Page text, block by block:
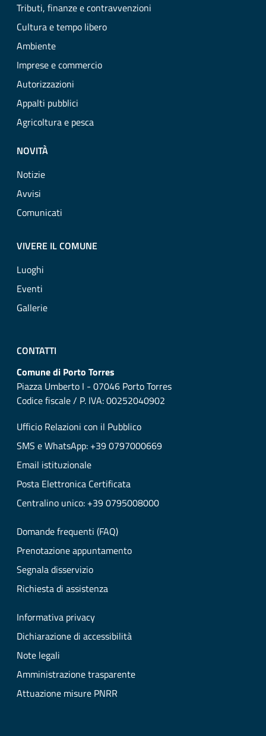
Tributi, finanze e contravvenzioni
Cultura e tempo libero
Ambiente
Imprese e commercio
Autorizzazioni
Appalti pubblici
Agricoltura e pesca
NOVITÀ
Notizie
Avvisi
Comunicati
VIVERE IL COMUNE
Luoghi
Eventi
Gallerie
CONTATTI
Comune di Porto Torres
Piazza Umberto I - 07046 Porto Torres
Codice fiscale / P. IVA: 00252040902
Ufficio Relazioni con il Pubblico
SMS e WhatsApp: +39 0797000669
Email istituzionale
Posta Elettronica Certificata
Centralino unico: +39 0795008000
Domande frequenti (FAQ)
Prenotazione appuntamento
Segnala disservizio
Richiesta di assistenza
Informativa privacy
Dichiarazione di accessibilità
Note legali
Amministrazione trasparente
Attuazione misure PNRR